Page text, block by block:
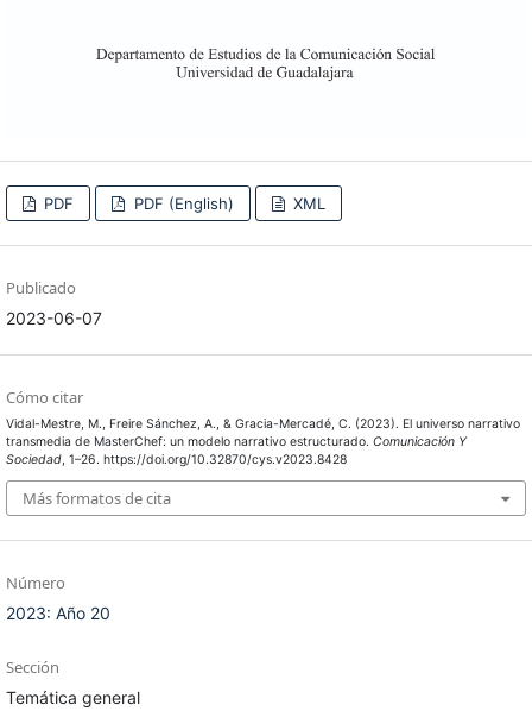
PDF PDF (English) XML
Publicado
2023-06-07
Cómo citar
Vidal-Mestre, M., Freire Sánchez, A., & Gracia-Mercadé, C. (2023). El universo narrativo
transmedia de MasterChef: un modelo narrativo estructurado. Comunicación Y
Sociedad, 1–26. https://doi.org/10.32870/cys.v2023.8428
Más formatos de cita
Número
2023: Año 20
Sección
Temática general